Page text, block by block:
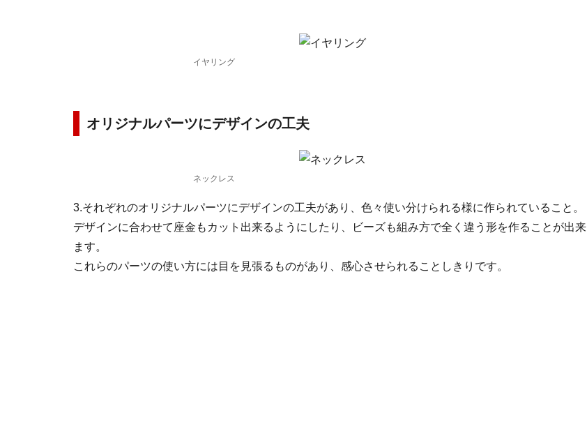
イヤリング
オリジナルパーツにデザインの工夫
ネックレス
3.それぞれのオリジナルパーツにデザインの工夫があり、色々使い分けられる様に作られていること。
デザインに合わせて座金もカット出来るようにしたり、ビーズも組み方で全く違う形を作ることが出来
ます。
これらのパーツの使い方には目を見張るものがあり、感心させられることしきりです。